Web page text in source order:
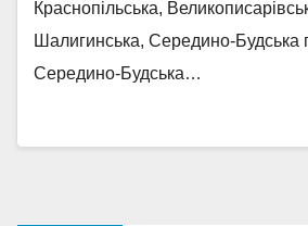
Краснопільська,
Шалигинська, Середино-Будська
Середино-Будська…